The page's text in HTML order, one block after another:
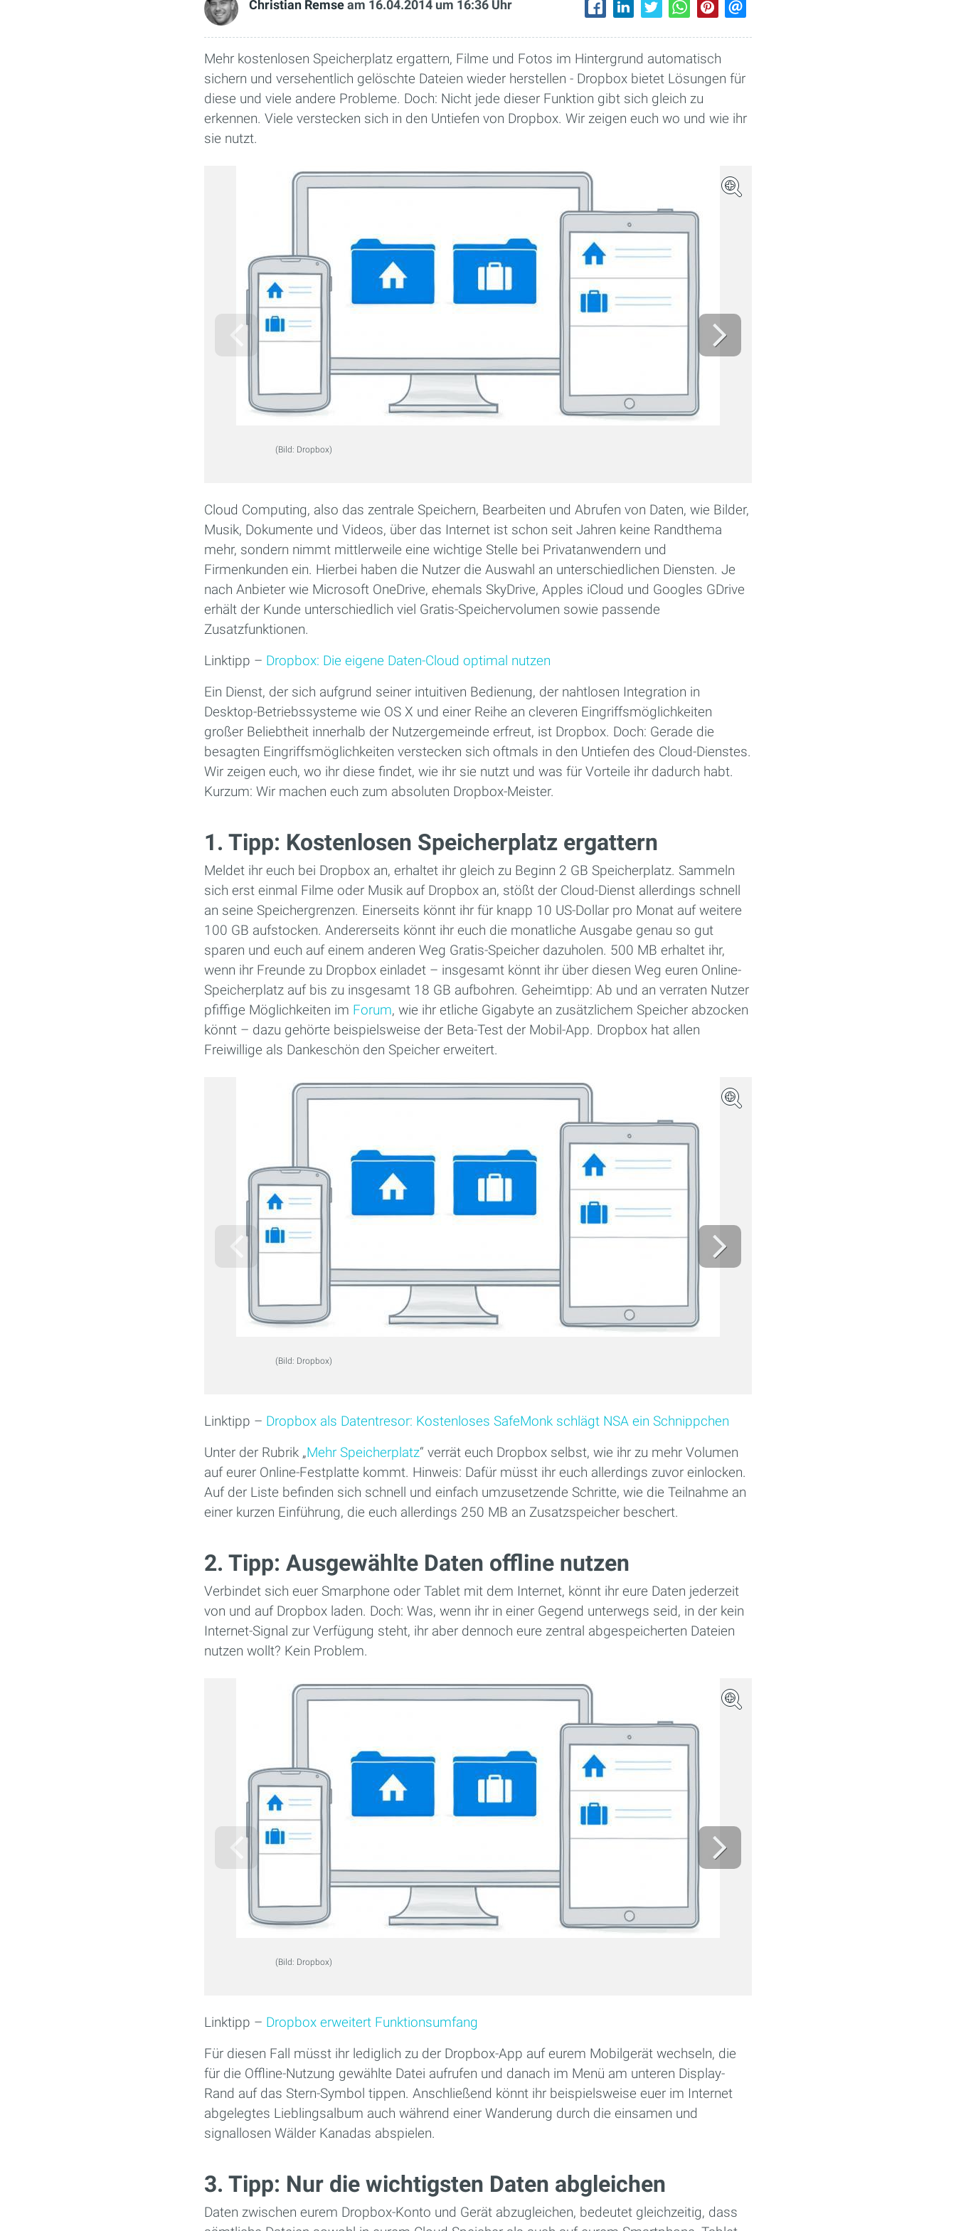
Christian Remse am 16.04.2014 um 16:36 Uhr
Mehr kostenlosen Speicherplatz ergattern, Filme und Fotos im Hintergrund automatisch
sichern und versehentlich gelöschte Dateien wieder herstellen - Dropbox bietet Lösungen für
diese und viele andere Probleme. Doch: Nicht jede dieser Funktion gibt sich gleich zu
erkennen. Viele verstecken sich in den Untiefen von Dropbox. Wir zeigen euch wo und wie ihr
sie nutzt.
(Bild: Dropbox)
Cloud Computing, also das zentrale Speichern, Bearbeiten und Abrufen von Daten, wie Bilder,
Musik, Dokumente und Videos, über das Internet ist schon seit Jahren keine Randthema
mehr, sondern nimmt mittlerweile eine wichtige Stelle bei Privatanwendern und
Firmenkunden ein. Hierbei haben die Nutzer die Auswahl an unterschiedlichen Diensten. Je
nach Anbieter wie Microsoft OneDrive, ehemals SkyDrive, Apples iCloud und Googles GDrive
erhält der Kunde unterschiedlich viel Gratis-Speichervolumen sowie passende
Zusatzfunktionen.
Linktipp – Dropbox: Die eigene Daten-Cloud optimal nutzen
Ein Dienst, der sich aufgrund seiner intuitiven Bedienung, der nahtlosen Integration in
Desktop-Betriebssysteme wie OS X und einer Reihe an cleveren Eingriffsmöglichkeiten
großer Beliebtheit innerhalb der Nutzergemeinde erfreut, ist Dropbox. Doch: Gerade die
besagten Eingriffsmöglichkeiten verstecken sich oftmals in den Untiefen des Cloud-Dienstes.
Wir zeigen euch, wo ihr diese findet, wie ihr sie nutzt und was für Vorteile ihr dadurch habt.
Kurzum: Wir machen euch zum absoluten Dropbox-Meister.
1. Tipp: Kostenlosen Speicherplatz ergattern
Meldet ihr euch bei Dropbox an, erhaltet ihr gleich zu Beginn 2 GB Speicherplatz. Sammeln
sich erst einmal Filme oder Musik auf Dropbox an, stößt der Cloud-Dienst allerdings schnell
an seine Speichergrenzen. Einerseits könnt ihr für knapp 10 US-Dollar pro Monat auf weitere
100 GB aufstocken. Andererseits könnt ihr euch die monatliche Ausgabe genau so gut
sparen und euch auf einem anderen Weg Gratis-Speicher dazuholen. 500 MB erhaltet ihr,
wenn ihr Freunde zu Dropbox einladet – insgesamt könnt ihr über diesen Weg euren Online-
Speicherplatz auf bis zu insgesamt 18 GB aufbohren. Geheimtipp: Ab und an verraten Nutzer
pfiffige Möglichkeiten im Forum, wie ihr etliche Gigabyte an zusätzlichem Speicher abzocken
könnt – dazu gehörte beispielsweise der Beta-Test der Mobil-App. Dropbox hat allen
Freiwillige als Dankeschön den Speicher erweitert.
(Bild: Dropbox)
Linktipp – Dropbox als Datentresor: Kostenloses SafeMonk schlägt NSA ein Schnippchen
Unter der Rubrik „Mehr Speicherplatz“ verrät euch Dropbox selbst, wie ihr zu mehr Volumen
auf eurer Online-Festplatte kommt. Hinweis: Dafür müsst ihr euch allerdings zuvor einlocken.
Auf der Liste befinden sich schnell und einfach umzusetzende Schritte, wie die Teilnahme an
einer kurzen Einführung, die euch allerdings 250 MB an Zusatzspeicher beschert.
2. Tipp: Ausgewählte Daten offline nutzen
Verbindet sich euer Smarphone oder Tablet mit dem Internet, könnt ihr eure Daten jederzeit
von und auf Dropbox laden. Doch: Was, wenn ihr in einer Gegend unterwegs seid, in der kein
Internet-Signal zur Verfügung steht, ihr aber dennoch eure zentral abgespeicherten Dateien
nutzen wollt? Kein Problem.
(Bild: Dropbox)
Linktipp – Dropbox erweitert Funktionsumfang
Für diesen Fall müsst ihr lediglich zu der Dropbox-App auf eurem Mobilgerät wechseln, die
für die Offline-Nutzung gewählte Datei aufrufen und danach im Menü am unteren Display-
Rand auf das Stern-Symbol tippen. Anschließend könnt ihr beispielsweise euer im Internet
abgelegtes Lieblingsalbum auch während einer Wanderung durch die einsamen und
signallosen Wälder Kanadas abspielen.
3. Tipp: Nur die wichtigsten Daten abgleichen
Daten zwischen eurem Dropbox-Konto und Gerät abzugleichen, bedeutet gleichzeitig, dass